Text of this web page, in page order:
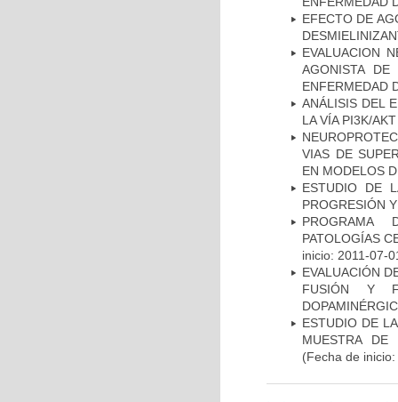
EFECTO DE
EVALUACION
AGONISTA
ENFERMEDAD
ANÁLISIS DEL
LA VÍA PI3K/
VIAS DE
EN MODELOS
ESTUDIO DE
PROGRESIÓN
PROGRAMA
PATOLOGÍAS
inicio: 2011-07-
EVALUACIÓN
FUSIÓN Y
ESTUDIO DE
MUESTRA DE
(Fecha de